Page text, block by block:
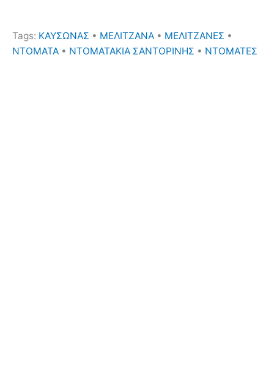
Tags: ΚΑΥΣΩΝΑΣ • ΜΕΛΙΤΖΑΝΑ • ΜΕΛΙΤΖΑΝΕΣ •
ΝΤΟΜΑΤΑ • ΝΤΟΜΑΤΑΚΙΑ ΣΑΝΤΟΡΙΝΗΣ • ΝΤΟΜΑΤΕΣ